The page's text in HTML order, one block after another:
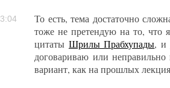
То есть, тема достаточно
тоже не претендую на то, что
цитаты Шрилы Прабхупады, и
договариваю или
вариант, как на прошлых